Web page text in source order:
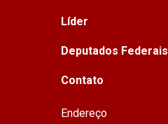
Líder
Deputados Federais
Contato
Endereço